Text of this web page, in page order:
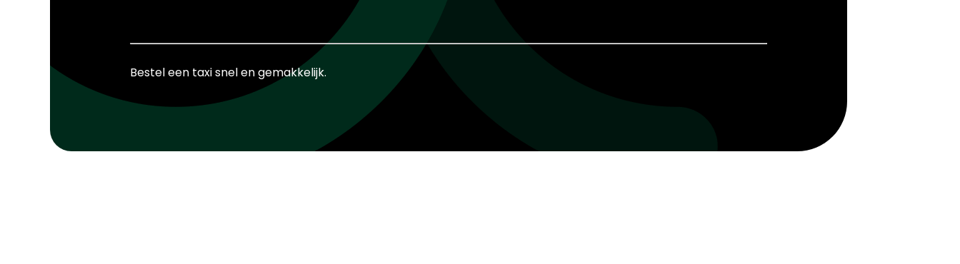
Bestel een taxi snel en gemakkelijk.